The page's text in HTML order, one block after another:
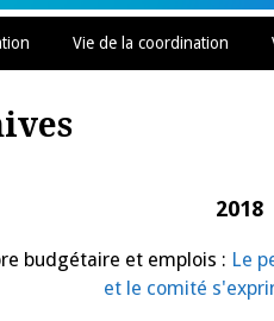
Vie de la coordination
2018
budgétaire et emplois : Le
et le comité